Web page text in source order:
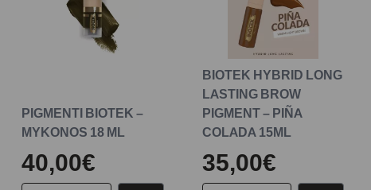
PIGMENTI BIOTEK –
MYKONOS 18 ML
40,00€
BIOTEK HYBRID LONG
LASTING BROW
PIGMENT – PIÑA
COLADA 15ML
35,00€